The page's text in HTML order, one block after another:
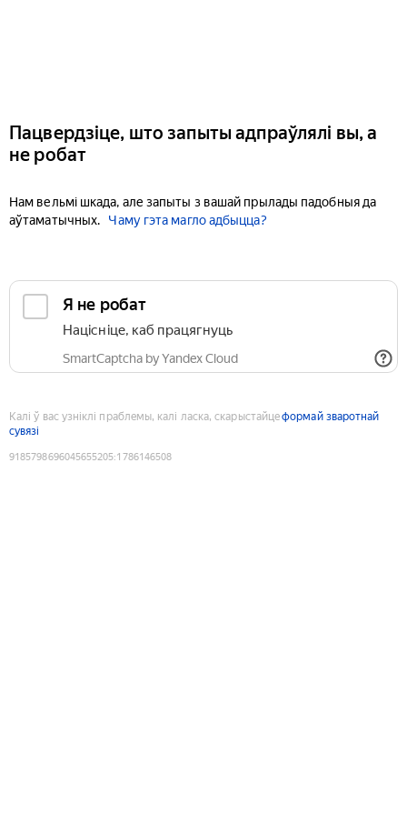
Пацвердзіце, што запыты адпраўлялі вы, а
не робат
Нам вельмі шкада, але запыты з вашай прылады падобныя да
аўтаматычных.
Чаму гэта магло адбыцца?
Я не робат
Націсніце, каб працягнуць
SmartCaptcha by Yandex Cloud
Калі ў вас узніклі праблемы, калі ласка, скарыстайцеформай зваротнай
сувязі
9185798696045655205:1786146508